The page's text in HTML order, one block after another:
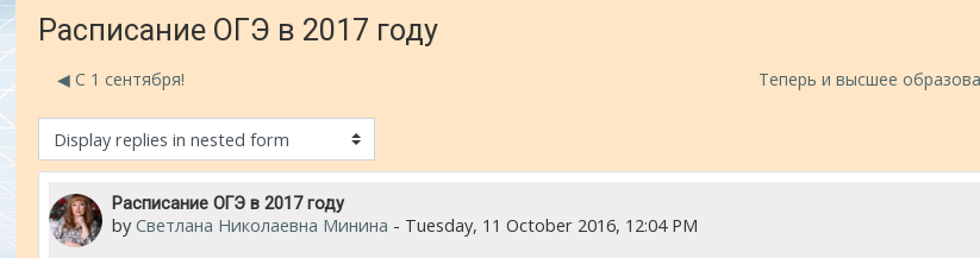
Расписание ОГЭ в 2017 году
◀︎ С 1 сентября! Теперь и высшее
mode
Расписание ОГЭ в 2017 году
by Светлана Николаевна Минина - Tuesday, 11 October 2016, 12:04 PM
Number of replies: 0